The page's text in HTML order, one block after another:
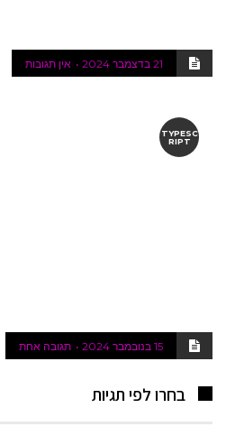
21 בדצמבר 2024 אין תגובות
TYPESC
RIPT
15 בנובמבר 2024 תגובה אחת
בחרו לפי תגיות